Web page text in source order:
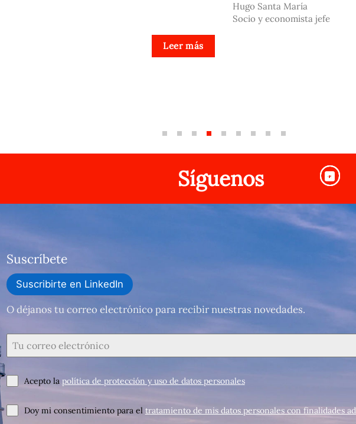
Leer más
Hugo Santa María
Socio y economista jefe
Síguenos
Suscríbete
Suscribirte en LinkedIn
O déjanos tu correo electrónico para recibir nuestras novedades.
Acepto la política de protección y uso de datos personales
Doy mi consentimiento para el tratamiento de mis datos personales con finalidades